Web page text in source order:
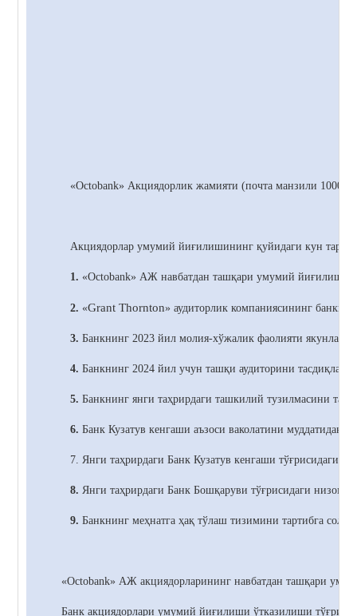
«Octobank» Акциядорлик жамияти (почта манзили
Акциядорлар умумий йиғилишининг қуйидаги кун
1. «Octobank» АЖ навбатдан ташқари умумий
2. «Grant Thornton» аудиторлик компаниясининг
3. Банкнинг 2023 йил молия-хўжалик фаолияти якунлари
4. Банкнинг 2024 йил учун ташқи аудиторини тасдиқлаш
5. Банкнинг янги таҳрирдаги ташкилий тузилмасини
6.Банк Кузатув кенгаши аъзоси ваколатини муддатидан
7. Янги таҳрирдаги Банк Кузатув кенгаши тўғрисидаги
8.Янги таҳрирдаги Банк Бошқаруви тўғрисидаги
9. Банкнинг меҳнатга ҳақ тўлаш тизимини тартибга
«Octobank» АЖ акциядорларининг навбатдан ташқари
Банк акциядорлари умумий йиғилиши ўтказилиши